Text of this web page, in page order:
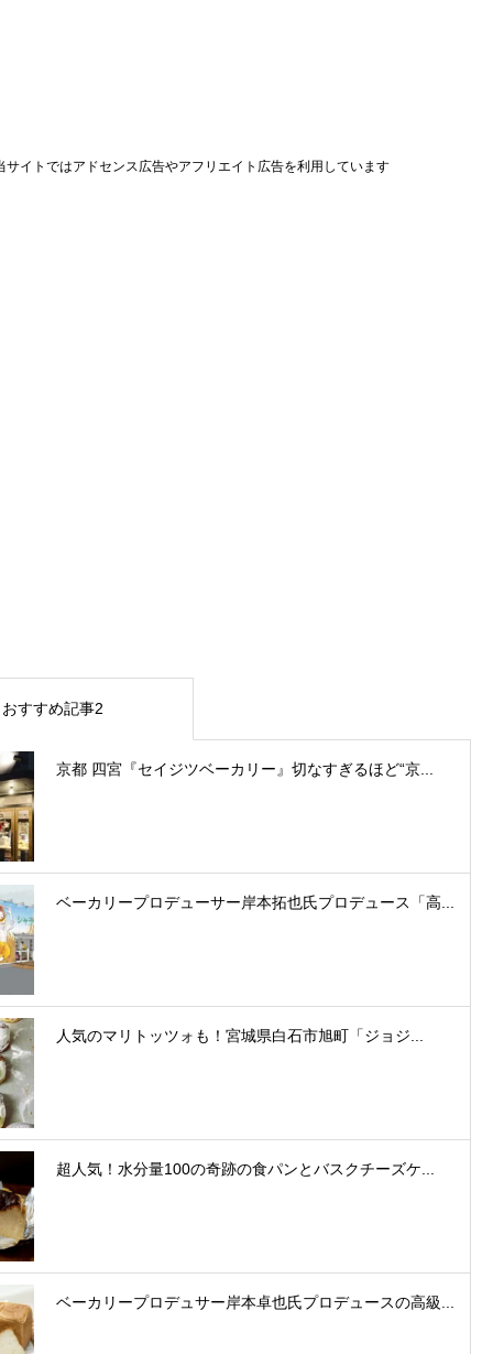
サイトではアドセンス広告やアフリエイト広告を利用しています
おすすめ記事2
京都 四宮『セイジツベーカリー』切なすぎるほど“京...
ベーカリープロデューサー岸本拓也氏プロデュース「高...
人気のマリトッツォも！宮城県白石市旭町「ジョジ...
超人気！水分量100の奇跡の食パンとバスクチーズケ...
ベーカリープロデュサー岸本卓也氏プロデュースの高級...